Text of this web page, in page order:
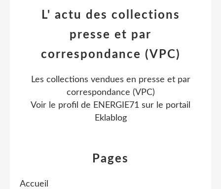
Pages
Accueil
L' actu des collections
presse et par
correspondance (VPC)
Les collections vendues en presse et par
correspondance (VPC)
Voir le profil de ENERGIE71 sur le portail
Eklablog